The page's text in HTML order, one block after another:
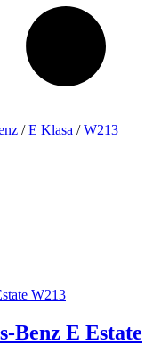
/E Klasa /W213
Benz E Estate